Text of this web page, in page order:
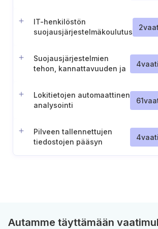
IT-henkilöstön
suojausjärjestelmäkoulutus
2
Suojausjärjestelmien
tehon, kannattavuuden ja
4
Lokitietojen automaattinen
analysointi
61
Pilveen tallennettujen
tiedostojen pääsyn
4
Autamme täyttämään